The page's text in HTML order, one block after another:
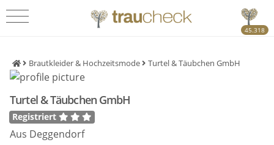
45.318
Brautkleider & Hochzeitsmode Turtel & Täubchen GmbH
Turtel & Täubchen GmbH
Registriert
Aus Deggendorf